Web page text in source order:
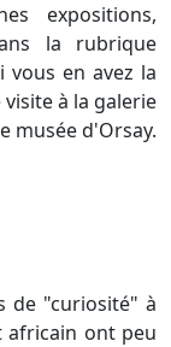
expositions,
la rubrique
en avez la
à la galerie
musée d'Orsay.
de "curiosité" à
africain ont peu